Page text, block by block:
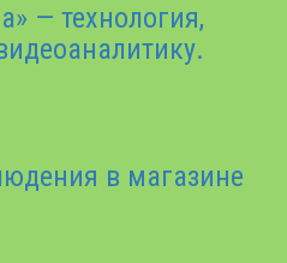
— технология,
в магазине